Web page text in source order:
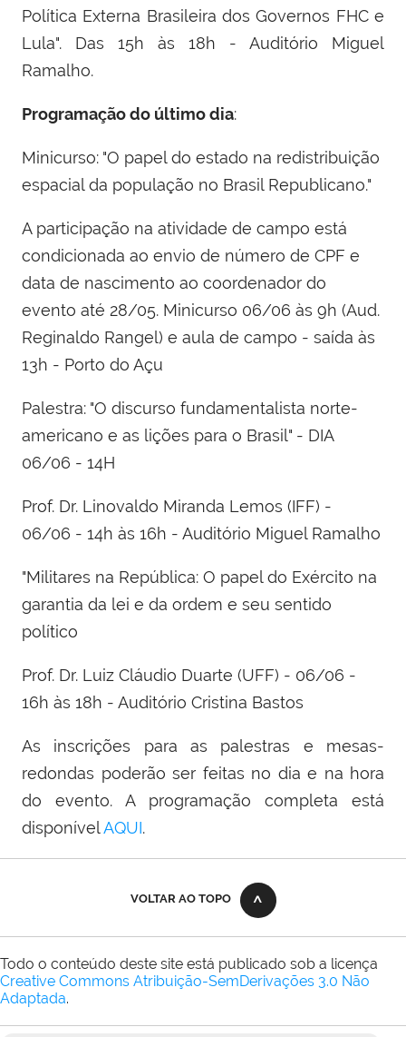
Política Externa Brasileira dos Governos FHC e
Lula". Das 15h às 18h - Auditório Miguel
Ramalho.
Programação do último dia:
Minicurso: "O papel do estado na redistribuição
espacial da população no Brasil Republicano."
A participação na atividade de campo está
condicionada ao envio de número de CPF e
data de nascimento ao coordenador do
evento até 28/05. Minicurso 06/06 às 9h (Aud.
Reginaldo Rangel) e aula de campo - saída às
13h - Porto do Açu
Palestra: "O discurso fundamentalista norte-
americano e as lições para o Brasil" - DIA
06/06 - 14H
Prof. Dr. Linovaldo Miranda Lemos (IFF) -
06/06 - 14h às 16h - Auditório Miguel Ramalho
"Militares na República: O papel do Exército na
garantia da lei e da ordem e seu sentido
político
Prof. Dr. Luiz Cláudio Duarte (UFF) - 06/06 -
16h às 18h - Auditório Cristina Bastos
As inscrições para as palestras e mesas-
redondas poderão ser feitas no dia e na hora
do evento. A programação completa está
disponívelAQUI.
VOLTAR AO TOPO
Todo o conteúdo deste site está publicado sob a licença
Creative Commons Atribuição-SemDerivações 3.0 Não
Adaptada.